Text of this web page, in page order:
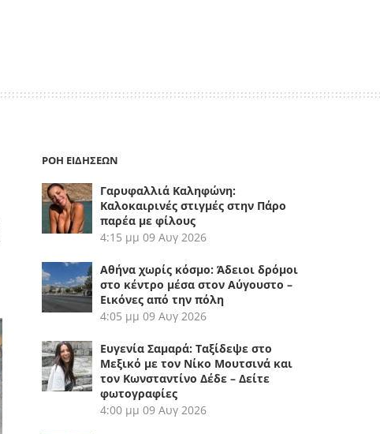
ΡΟΗ ΕΙΔΗΣΕΩΝ
Γαρυφαλλιά Καληφώνη:
Καλοκαιρινές στιγμές στην Πάρο
παρέα με φίλους
4:15 μμ 09 Αυγ 2026
Αθήνα χωρίς κόσμο: Άδειοι δρόμοι
στο κέντρο μέσα στον Αύγουστο –
Εικόνες από την πόλη
4:05 μμ 09 Αυγ 2026
Ευγενία Σαμαρά: Ταξίδεψε στο
Μεξικό με τον Νίκο Μουτσινά και
τον Κωνσταντίνο Δέδε – Δείτε
φωτογραφίες
4:00 μμ 09 Αυγ 2026